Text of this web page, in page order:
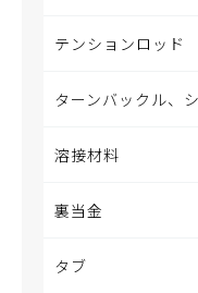
テンションロッド
ターンバックル、
溶接材料
裏当金
タブ